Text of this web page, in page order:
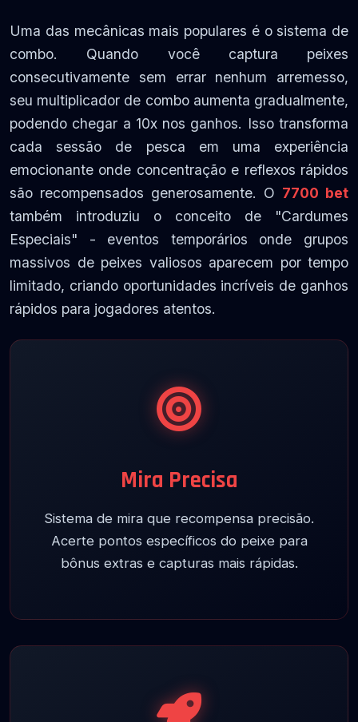
Uma das mecânicas mais populares é o sistema de
combo. Quando você captura peixes
consecutivamente sem errar nenhum arremesso,
seu multiplicador de combo aumenta gradualmente,
podendo chegar a 10x nos ganhos. Isso transforma
cada sessão de pesca em uma experiência
emocionante onde concentração e reflexos rápidos
são recompensados generosamente. O 7700 bet
também introduziu o conceito de "Cardumes
Especiais" - eventos temporários onde grupos
massivos de peixes valiosos aparecem por tempo
limitado, criando oportunidades incríveis de ganhos
rápidos para jogadores atentos.
Mira Precisa
Sistema de mira que recompensa precisão.
Acerte pontos específicos do peixe para
bônus extras e capturas mais rápidas.